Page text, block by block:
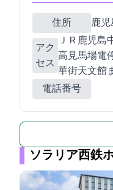
住所 鹿児
アク
セス
ＪＲ鹿児島
高見馬場電
華街天文館
電話番号
ソラリア西鉄